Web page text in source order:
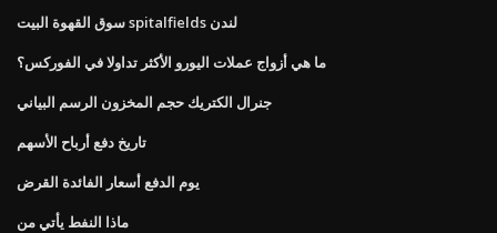
سوق القهوة البيت spitalfields لندن
ما هي أزواج عملات اليورو الأكثر تداولا في الفوركس؟
جنرال الكتريك حجم المخزون الرسم البياني
تاريخ دفع أرباح الأسهم
يوم الدفع أسعار الفائدة القرض
ماذا النفط يأتي من